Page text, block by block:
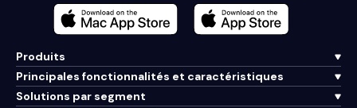
Produits
Principales fonctionnalités et caractéristiques
Solutions par segment